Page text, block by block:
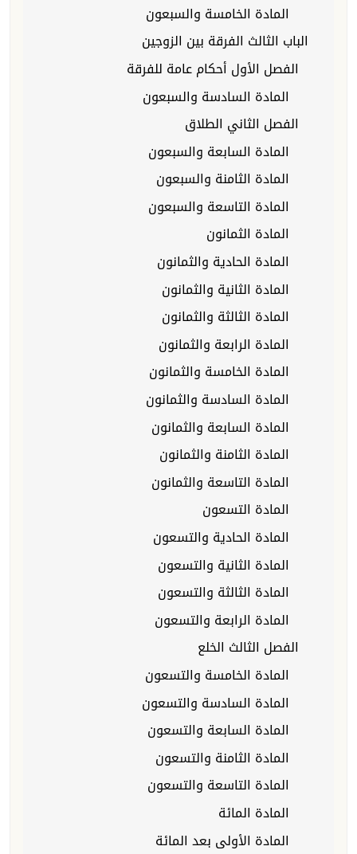
المادة الخامسة والسبعون
الباب الثالث الفرقة بين الزوجين
الفصل الأول أحكام عامة للفرقة
المادة السادسة والسبعون
الفصل الثاني الطلاق
المادة السابعة والسبعون
المادة الثامنة والسبعون
المادة التاسعة والسبعون
المادة الثمانون
المادة الحادية والثمانون
المادة الثانية والثمانون
المادة الثالثة والثمانون
المادة الرابعة والثمانون
المادة الخامسة والثمانون
المادة السادسة والثمانون
المادة السابعة والثمانون
المادة الثامنة والثمانون
المادة التاسعة والثمانون
المادة التسعون
المادة الحادية والتسعون
المادة الثانية والتسعون
المادة الثالثة والتسعون
المادة الرابعة والتسعون
الفصل الثالث الخلع
المادة الخامسة والتسعون
المادة السادسة والتسعون
المادة السابعة والتسعون
المادة الثامنة والتسعون
المادة التاسعة والتسعون
المادة المائة
المادة الأولى بعد المائة